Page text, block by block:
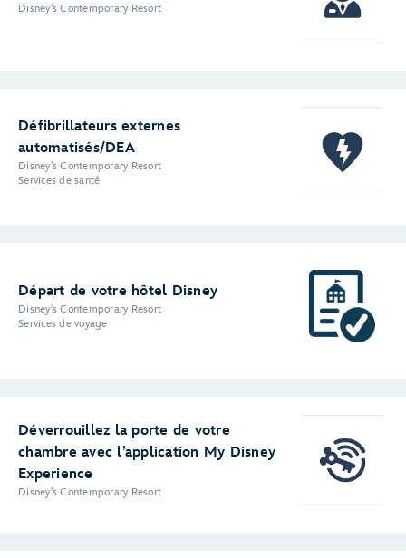
Disney's Contemporary Resort
Défibrillateurs externes
automatisés/DEA
Disney's Contemporary Resort
Services de santé
Départ de votre hôtel Disney
Disney's Contemporary Resort
Services de voyage
Déverrouillez la porte de votre
chambre avec l’application My Disney
Experience
Disney's Contemporary Resort